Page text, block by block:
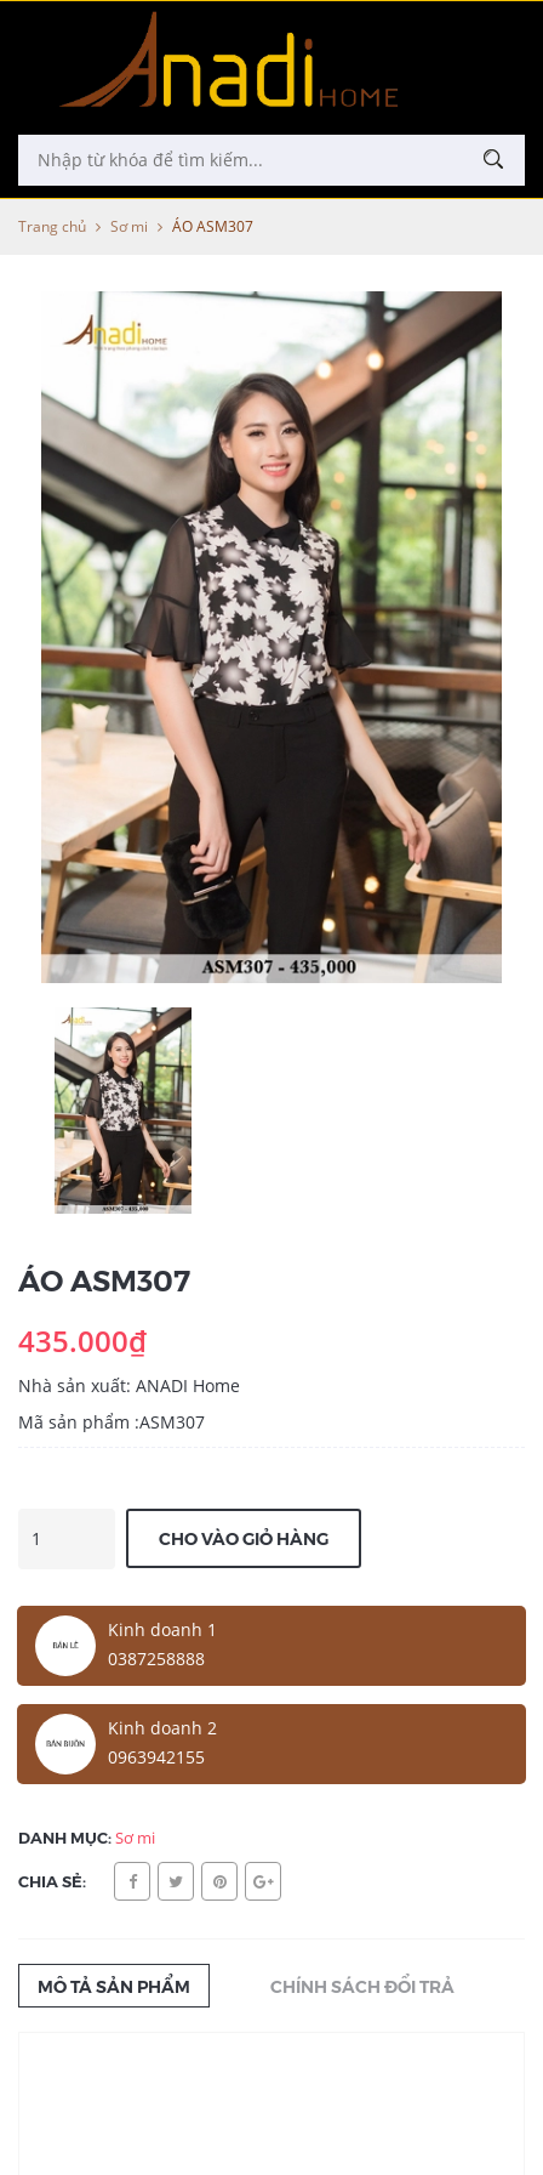
Trang chủ Sơ mi ÁO ASM307
ÁO ASM307
435.000₫
Nhà sản xuất: ANADI Home
Mã sản phẩm :ASM307
CHO VÀO GIỎ HÀNG
Kinh doanh 1
0387258888
Kinh doanh 2
0963942155
DANH MỤC:Sơ mi
CHIA SẺ:
MÔ TẢ SẢN PHẨM CHÍNH SÁCH ĐỔI TRẢ